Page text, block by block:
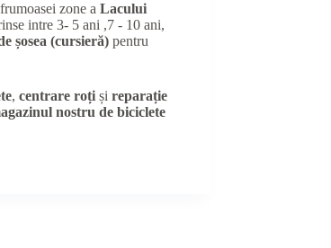
zone a Lacului
intre 3- 5 ani ,7 - 10 ani,
șosea (cursieră) pentru
, centrare roți și reparație
nostru de biciclete